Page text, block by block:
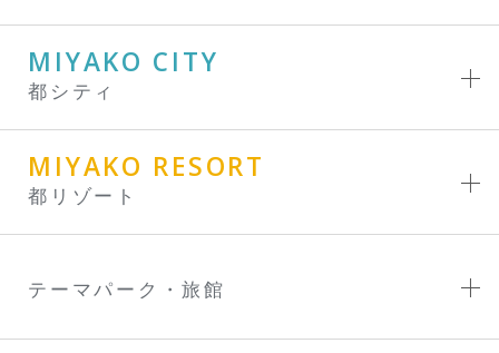
MIYAKO CITY
都シティ
MIYAKO RESORT
都リゾート
テーマパーク・旅館